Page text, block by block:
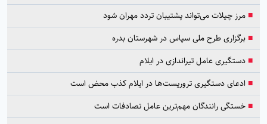
■مرز چیلات می‌تواند پشتیبان تردد مهران شود
■برگزاری طرح ملی سپاس در شهرستان بدره
■دستگیری عامل تیراندازی در ایلام
■ ادعای دستگیری تروریست‌ها در ایلام کذب محض است
■خستگی رانندگان مهم‌ترین عامل تصادفات است